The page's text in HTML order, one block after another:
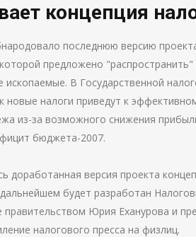
концепция
последнюю версию
предложено
ископаемые. В Государственной
новые налоги приведут к
из-за возможного снижения
бюджета-2007.
доработанная версия проекта
будет разработан
Юрия Еханурова и
налогового пресса на физлиц.